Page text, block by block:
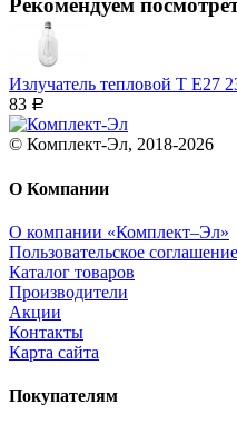
Рекомендуем
Излучатель тепловой Т E27
83 Р
© Комплект-Эл, 2018-2026
О Компании
О компании «Комплект–Эл»
Пользовательское соглашение
Каталог товаров
Производители
Акции
Контакты
Карта сайта
Покупателям